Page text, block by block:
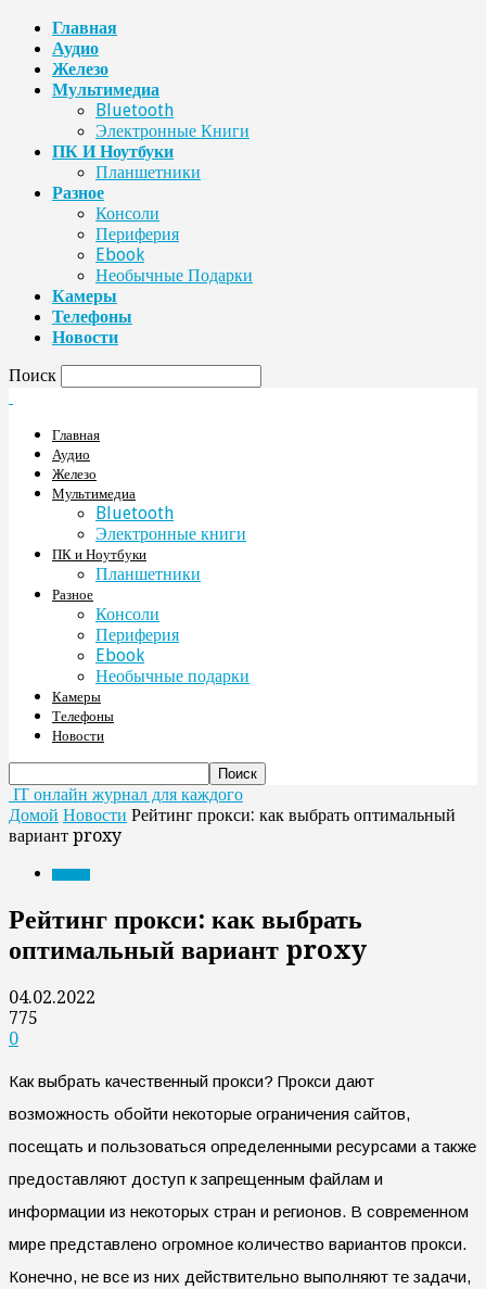
Главная
Аудио
Железо
Мультимедиа
Bluetooth
Электронные Книги
ПК И Ноутбуки
Планшетники
Разное
Консоли
Периферия
Ebook
Необычные Подарки
Камеры
Телефоны
Новости
Поиск
Главная
Аудио
Железо
Мультимедиа
Bluetooth
Электронные книги
ПК и Ноутбуки
Планшетники
Разное
Консоли
Периферия
Ebook
Необычные подарки
Камеры
Телефоны
Новости
IT онлайн журнал для каждого
Домой Новости Рейтинг прокси: как выбрать оптимальный
вариант proxy
Рейтинг прокси: как выбрать
оптимальный вариант proxy
04.02.2022
775
0
Как выбрать качественный прокси? Прокси дают
возможность обойти некоторые ограничения сайтов,
посещать и пользоваться определенными ресурсами а также
предоставляют доступ к запрещенным файлам и
информации из некоторых стран и регионов. В современном
мире представлено огромное количество вариантов прокси.
Конечно, не все из них действительно выполняют те задачи,